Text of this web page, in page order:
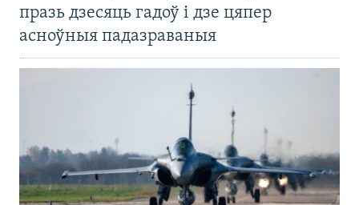
празь дзесяць гадоў і дзе цяпер
асноўныя падазраваныя